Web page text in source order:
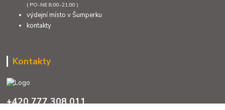
( PO-NE 8:00-21:00 )
výdejní místo v Šumperku
kontakty
Kontakty
+420 777 308 011